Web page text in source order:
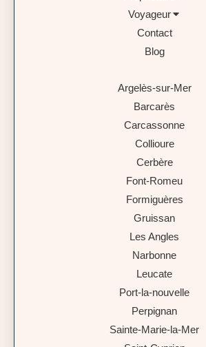
Voyageur
Contact
Blog
Argelès-sur-Mer
Barcarès
Carcassonne
Collioure
Cerbère
Font-Romeu
Formiguères
Gruissan
Les Angles
Narbonne
Leucate
Port-la-nouvelle
Perpignan
Sainte-Marie-la-Mer